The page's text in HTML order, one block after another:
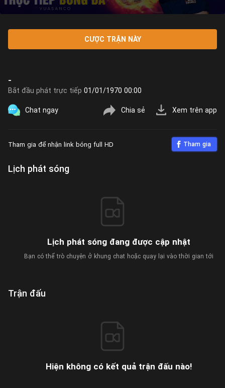
CƯỢC TRẬN NÀY
-
Bắt đầu phát trực tiếp 01/01/1970 00:00
Chat ngay Chia sẻ Xem trên app
Tham gia để nhận link bóng full HD Tham gia
Lịch phát sóng
Lịch phát sóng đang được cập nhật
Bạn có thể trò chuyện ở khung chat hoặc quay lại vào thời gian tới
Trận đấu
Hiện không có kết quả trận đấu nào!